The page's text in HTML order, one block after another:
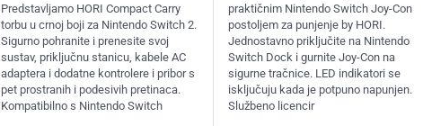
Predstavljamo HORI Compact Carry
torbu u crnoj boji za Nintendo Switch 2.
Sigurno pohranite i prenesite svoj
sustav, priključnu stanicu, kabele AC
adaptera i dodatne kontrolere i pribor s
pet prostranih i podesivih pretinaca.
Kompatibilno s Nintendo Switch
praktičnim Nintendo Switch Joy-Con
postoljem za punjenje by HORI.
Jednostavno priključite na Nintendo
Switch Dock i gurnite Joy-Con na
sigurne tračnice. LED indikatori se
isključuju kada je potpuno napunjen.
Službeno licencir